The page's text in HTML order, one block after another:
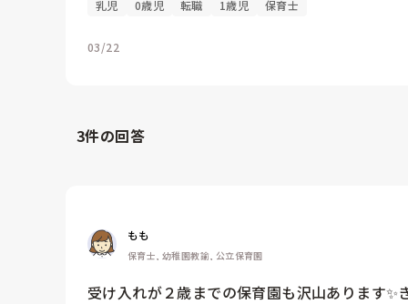
乳児 0歳児 転職 1歳児 保育士
03/22
3件の回答
もも
保育士, 幼稚園教諭, 公立保育園
受け入れが２歳までの保育園も沢山あります